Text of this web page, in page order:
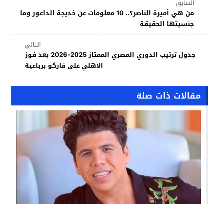
السابق
من هي أميرة الناصر؟.. 10 معلومات عن خديجة الداعور وما
جنسيتها الحقيقة
التالي
جدول ترتيب الدوري المصري الممتاز 2025-2026 بعد فوز
الأهلي على فاركو برباعية
مقالات ذات صلة